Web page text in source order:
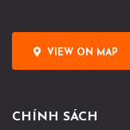
VIEW ON MAP
CHÍNH SÁCH